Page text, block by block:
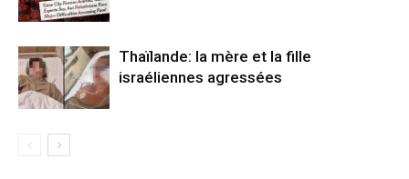
Thaïlande: la mère et la fille
israéliennes agressées